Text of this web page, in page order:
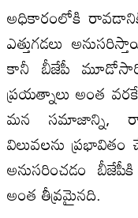
అధికారంలోకి రావడానికి
ఎత్తుగడలు
కానీ బీజేపీ మూడోసారి
ప్రయత్నాలు అంత
మన సమాజాన్ని,
విలువలను
అనుసరించడం
అంత తీవ్రమైనది.